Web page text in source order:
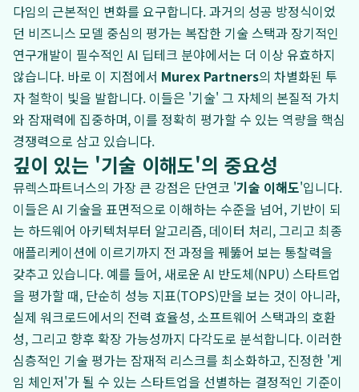
다임의 근본적인 변화를 요구합니다. 과거의 성공 방정식이었
던 비즈니스 모델 중심의 평가는 복잡한 기술 스택과 장기적인
연구개발이 필수적인 AI 딥테크 분야에서는 더 이상 유효하지
않습니다. 바로 이 지점에서 Murex Partners의 차별화된 투
자 철학이 빛을 발합니다. 이들은 '기술' 그 자체의 본질적 가치
와 잠재력에 집중하며, 이를 정확히 평가할 수 있는 역량을 핵심
경쟁력으로 삼고 있습니다.
깊이 있는 '기술 이해도'의 중요성
뮤렉스파트너스의 가장 큰 강점은 단연코 '기술 이해도'입니다.
이들은 AI 기술을 표면적으로 이해하는 수준을 넘어, 기반이 되
는 하드웨어 아키텍처부터 알고리즘, 데이터 처리, 그리고 최종
애플리케이션에 이르기까지 전 과정을 꿰뚫어 보는 통찰력을
갖추고 있습니다. 예를 들어, 새로운 AI 반도체(NPU) 스타트업
을 평가할 때, 단순히 성능 지표(TOPS)만을 보는 것이 아니라,
실제 워크로드에서의 전력 효율성, 소프트웨어 스택과의 호환
성, 그리고 향후 확장 가능성까지 다각도로 분석합니다. 이러한
심층적인 기술 평가는 잠재적 리스크를 최소화하고, 진정한 '게
임 체인저'가 될 수 있는 스타트업을 선별하는 결정적인 기준이